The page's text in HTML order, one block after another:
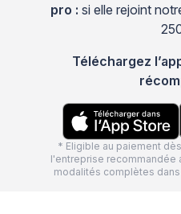
pro : si elle rejoint
Téléchargez
* Eligible au paiement
l'entreprise recommandée
modalités complètes